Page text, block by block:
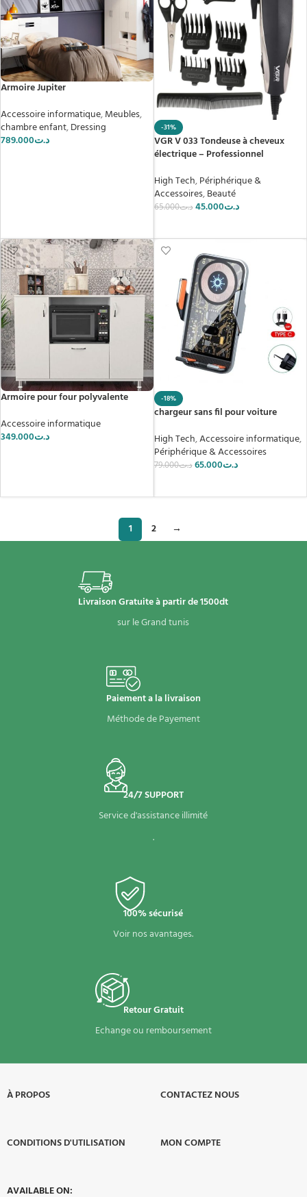
Armoire Jupiter
Accessoire informatique,Meubles,
chambre enfant,Dressing
د.ت789.000
-31%
VGR V 033 Tondeuse à cheveux
électrique – Professionnel
High Tech,Périphérique &
Accessoires,Beauté
د.ت65.000 د.ت45.000
Armoire pour four polyvalente
Accessoire informatique
د.ت349.000
-18%
chargeur sans fil pour voiture
High Tech,Accessoire informatique,
Périphérique & Accessoires
د.ت79.000 د.ت65.000
1 2 →
Livraison Gratuite à partir de 1500dt
sur le Grand tunis
Paiement a la livraison
Méthode de Payement
24/7 SUPPORT
Service d'assistance illimité
.
100% sécurisé
Voir nos avantages.
Retour Gratuit
Echange ou remboursement
À PROPOS​
CONDITIONS D'UTILISATION
CONTACTEZ NOUS
MON COMPTE
AVAILABLE ON: